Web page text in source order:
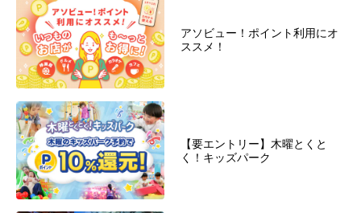
アソビュー！ポイント利用にオ
ススメ！
【要エントリー】木曜とくと
く！キッズパーク